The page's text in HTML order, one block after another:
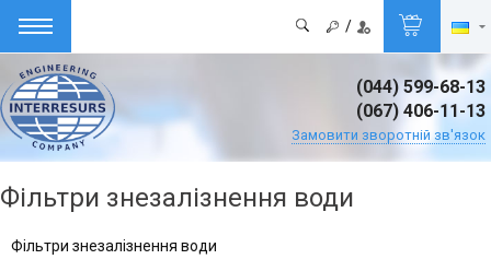
/
(044) 599-68-13
(067) 406-11-13
Замовити зворотній зв'язок
Фільтри знезалізнення води
Фільтри знезалізнення води